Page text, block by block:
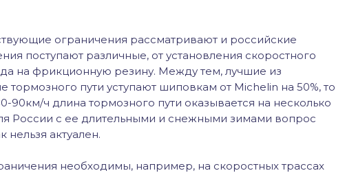
ограничения рассматривают и российские
поступают различные, от установления скоростного
на фрикционную резину. Между тем, лучшие из
пути уступают шиповкам от Michelin на 50%, то
90км/ч длина тормозного пути оказывается на несколько
России с ее длительными и снежными зимами вопрос
нельзя актуален.
необходимы, например, на скоростных трассах